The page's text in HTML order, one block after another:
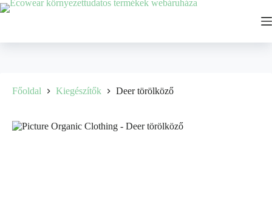
Főoldal Kiegészítők Deer törölköző